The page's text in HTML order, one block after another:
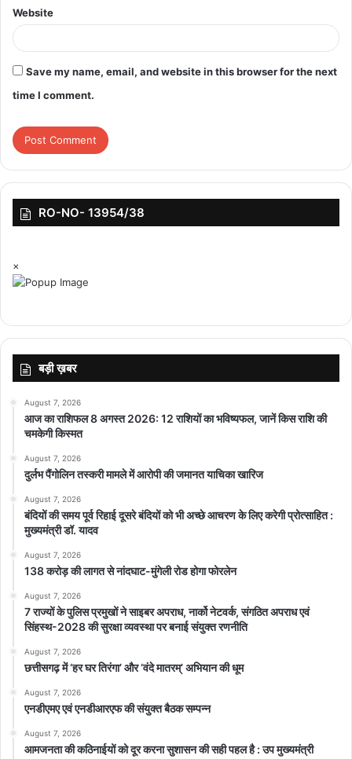
Website
Save my name, email, and website in this browser for the next
time I comment.
RO-NO- 13954/38
×
बड़ी ख़बर
August 7, 2026
आज का राशिफल 8 अगस्त 2026: 12 राशियों का भविष्यफल, जानें किस राशि की
चमकेगी किस्मत
August 7, 2026
दुर्लभ पैंगोलिन तस्करी मामले में आरोपी की जमानत याचिका खारिज
August 7, 2026
बंदियों की समय पूर्व रिहाई दूसरे बंदियों को भी अच्छे आचरण के लिए करेगी प्रोत्साहित :
मुख्यमंत्री डॉ. यादव
August 7, 2026
138 करोड़ की लागत से नांदघाट-मुंगेली रोड होगा फोरलेन
August 7, 2026
7 राज्यों के पुलिस प्रमुखों ने साइबर अपराध, नार्को नेटवर्क, संगठित अपराध एवं
सिंहस्थ-2028 की सुरक्षा व्यवस्था पर बनाई संयुक्त रणनीति
August 7, 2026
छत्तीसगढ़ में ‘हर घर तिरंगा’ और ‘वंदे मातरम्’ अभियान की धूम
August 7, 2026
एनडीएमए एवं एनडीआरएफ की संयुक्त बैठक सम्पन्न
August 7, 2026
आमजनता की कठिनाईयों को दूर करना सुशासन की सही पहल है : उप मुख्यमंत्री